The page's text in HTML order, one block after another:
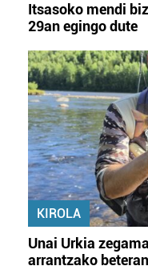
Itsasoko mendi
29an egingo dute
KIROLA
Unai Urkia
arrantzako